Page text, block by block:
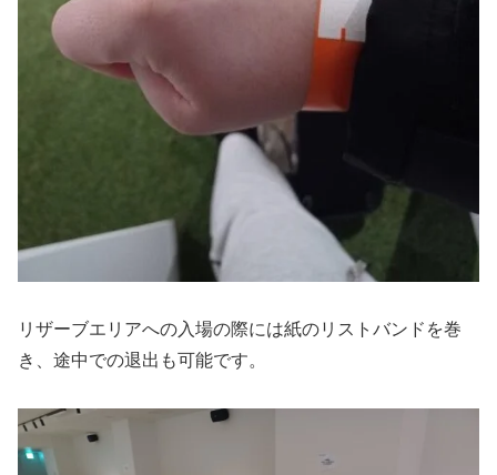
リザーブエリアへの入場の際には紙のリストバンドを巻
き、途中での退出も可能です。